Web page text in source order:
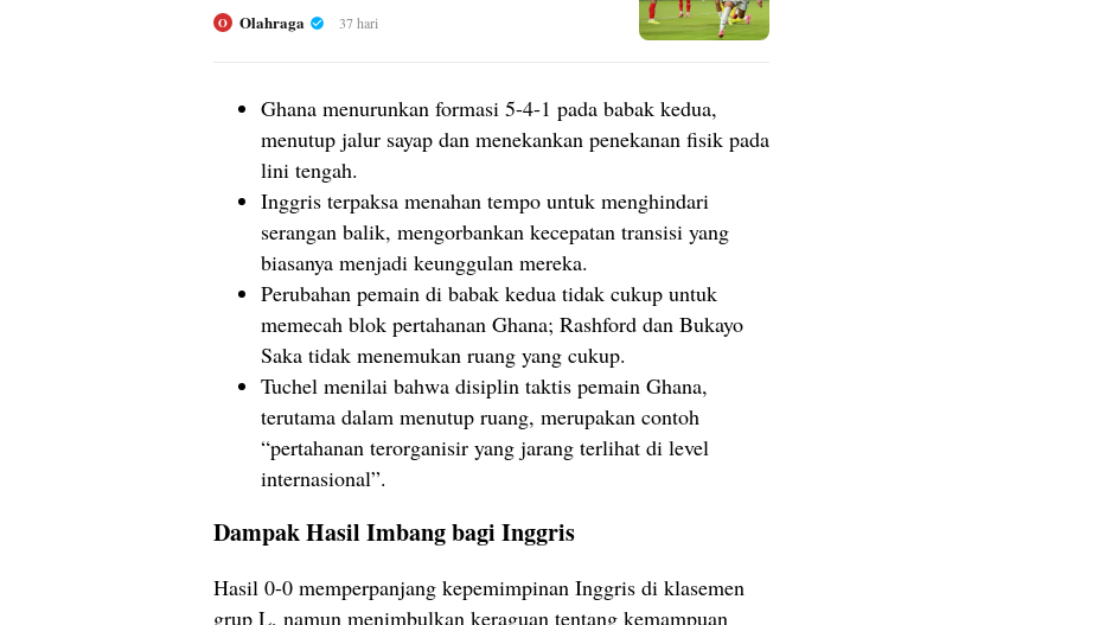
O Olahraga 37 hari
Ghana menurunkan formasi 5-4-1 pada babak kedua,
menutup jalur sayap dan menekankan penekanan fisik pada
lini tengah.
Inggris terpaksa menahan tempo untuk menghindari
serangan balik, mengorbankan kecepatan transisi yang
biasanya menjadi keunggulan mereka.
Perubahan pemain di babak kedua tidak cukup untuk
memecah blok pertahanan Ghana; Rashford dan Bukayo
Saka tidak menemukan ruang yang cukup.
Tuchel menilai bahwa disiplin taktis pemain Ghana,
terutama dalam menutup ruang, merupakan contoh
“pertahanan terorganisir yang jarang terlihat di level
internasional”.
Dampak Hasil Imbang bagi Inggris
Hasil 0-0 memperpanjang kepemimpinan Inggris di klasemen
grup L, namun menimbulkan keraguan tentang kemampuan